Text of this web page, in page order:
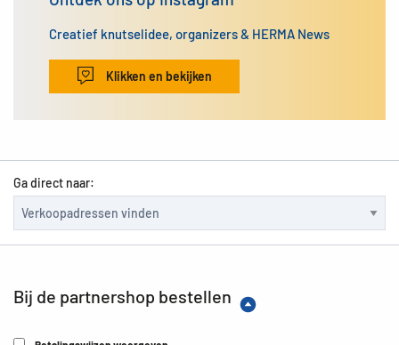
Creatief knutselidee, organizers & HERMA News
Klikken en bekijken
Ga direct naar:
Bij de partnershop bestellen